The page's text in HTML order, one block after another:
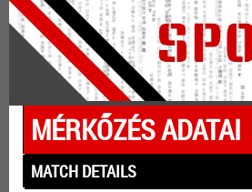
MÉRKŐZÉS ADATAI
MATCH DETAILS